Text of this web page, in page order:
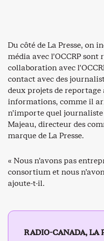
Du côté de La Presse, on
média avec l’OCCRP
collaboration avec
contact avec des
deux projets de reportage
informations, comme il
n’importe quel
Majeau, directeur des
marque de La Presse.
« Nous n’avons pas
consortium et nous
ajoute-t-il.
RADIO-CANADA, LA